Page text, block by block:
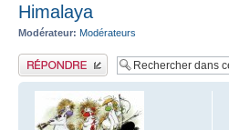
Himalaya
Modérateur: Modérateurs
Publier une réponse